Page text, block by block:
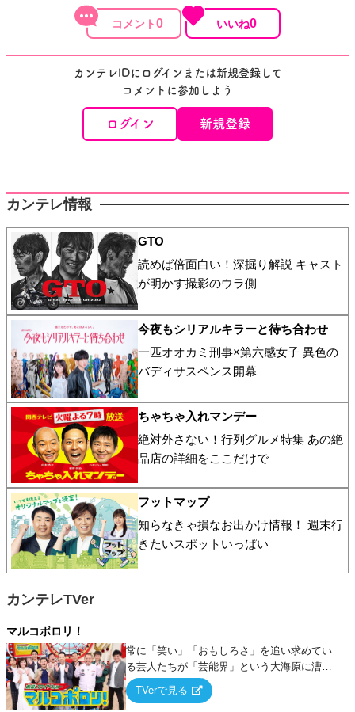
0 0
カンテレIDにログインまたは新規登録して
コメントに参加しよう
ログイン 新規登録
カンテレ情報
GTO
読めば倍面白い！深掘り解説 キャスト
が明かす撮影のウラ側
今夜もシリアルキラーと待ち合わせ
一匹オオカミ刑事×第六感女子 異色の
バディサスペンス開幕
ちゃちゃ入れマンデー
絶対外さない！行列グルメ特集 あの絶
品店の詳細をここだけで
フットマップ
知らなきゃ損なお出かけ情報！ 週末行
きたいスポットいっぱい
カンテレTVer
マルコポロリ！
常に「笑い」「おもしろさ」を追い求めてい
る芸人たちが「芸能界」という大海原に漕ぎ
出でて、新たなオモシロ人間を発掘する！
TVerで見る